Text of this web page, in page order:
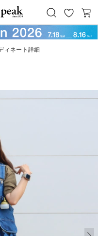
お
気
カ
ー
ィネート詳細